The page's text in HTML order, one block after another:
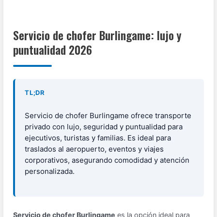
Servicio de chofer Burlingame: lujo y
puntualidad 2026
TL;DR
Servicio de chofer Burlingame ofrece transporte
privado con lujo, seguridad y puntualidad para
ejecutivos, turistas y familias. Es ideal para
traslados al aeropuerto, eventos y viajes
corporativos, asegurando comodidad y atención
personalizada.
Servicio de chofer Burlingame es la opción ideal para